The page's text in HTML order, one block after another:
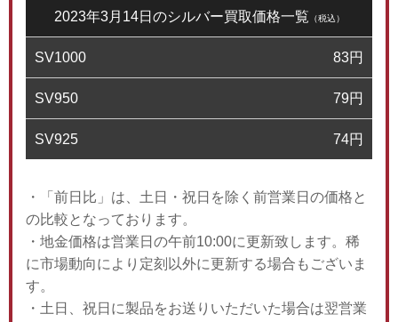
2023年3月14日のシルバー買取価格一覧 （税込）
SV1000 83円
SV950 79円
SV925 74円
・「前日比」は、土日・祝日を除く前営業日の価格と
の比較となっております。
・地金価格は営業日の午前10:00に更新致します。稀
に市場動向により定刻以外に更新する場合もございま
す。
・土日、祝日に製品をお送りいただいた場合は翌営業